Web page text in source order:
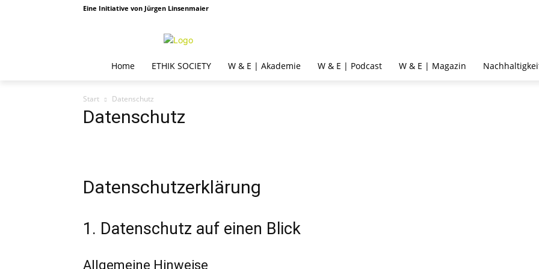
Eine Initiative von Jürgen Linsenmaier
Home ETHIK SOCIETY W & E | Akademie W & E | Podcast W & E | Magazin
Start Datenschutz
Datenschutz
Datenschutzerklärung
1. Datenschutz auf einen Blick
Allgemeine Hinweise